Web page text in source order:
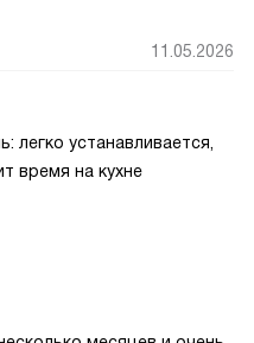
11.05.2026
легко устанавливается,
время на кухне